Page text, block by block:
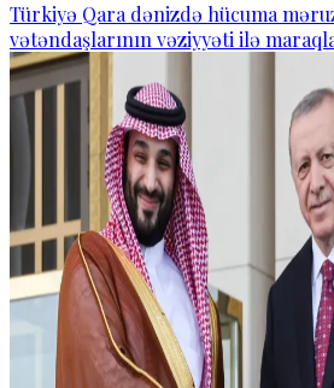
Türkiyə Qara dənizdə hücuma
vətəndaşlarının vəziyyəti ilə